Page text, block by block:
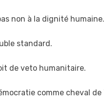
non à la dignité humaine.
standard.
de veto humanitaire.
comme cheval de